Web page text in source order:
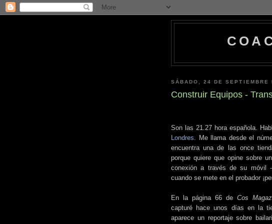
SÁBADO, 24 DE SEPTIEMBRE
Construir Equipos -
Son las 21.27 hora española.
Londres. Me llama desde el
encuentra una de las once
porque quiere que opine sobre
conexión a través de su móvil
cuando se mete en el probador
En la página 66 de Cos
capturé hace unos días en la
aparece un reportaje sobre